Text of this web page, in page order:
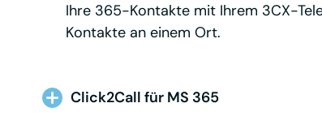
Ihre 365-Kontakte mit Ihrem 3CX-
Kontakte an einem Ort.
Click2Call für MS 365